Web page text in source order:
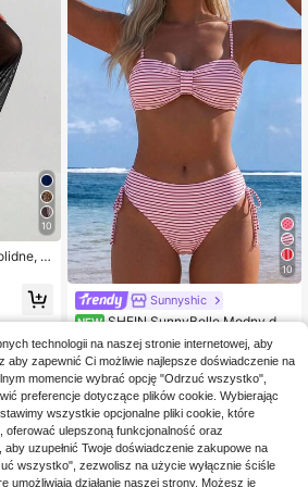
10
pr
spodn
10
Sunnyshic
NEW SHEIN SunnyBelle Modny dw
uczęściowy seksowny komplet biki
ni dla dziewcząt na wakacje, w pas
ki z nadrukiem, wiosna/lato, bestsel
ler
50,00zł
technologii na naszej stronie internetowej, aby
aby zapewnić Ci możliwie najlepsze doświadczenie na
momencie wybrać opcję "Odrzuć wszystko",
preferencje dotyczące plików cookie. Wybierając
wszystkie opcjonalne pliki cookie, które
oferować ulepszoną funkcjonalność oraz
uzupełnić Twoje doświadczenie zakupowe na
wszystko", zezwolisz na użycie wyłącznie ściśle
umożliwiają działanie naszej strony. Możesz je